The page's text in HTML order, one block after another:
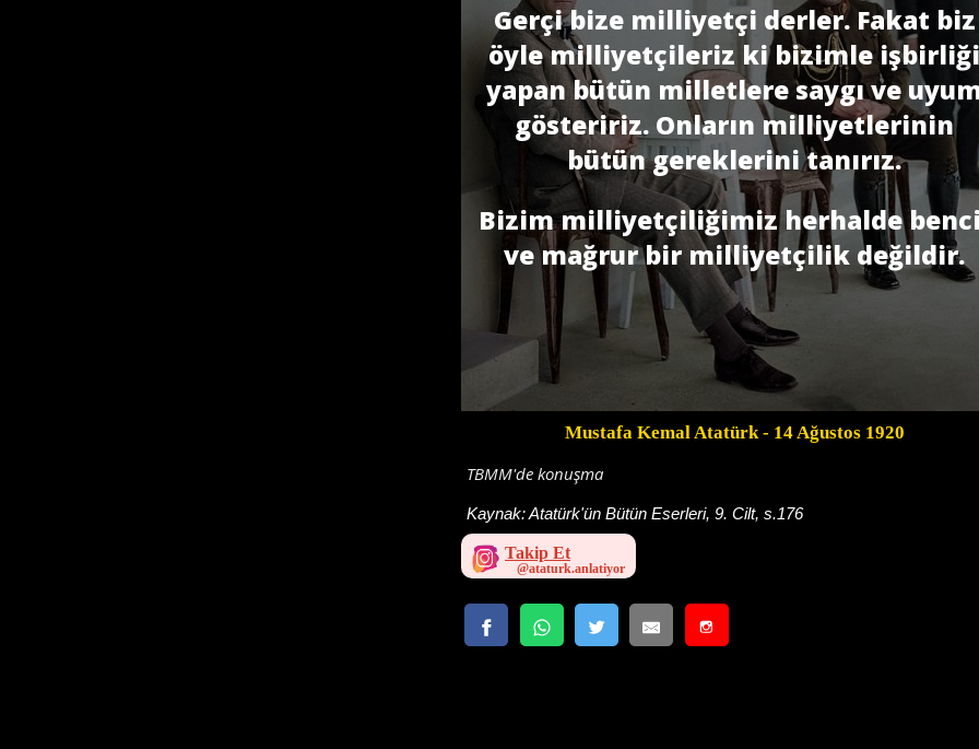
Gerçi bize milliyetçi derler. Fakat biz
öyle milliyetçileriz ki bizimle işbirliği
yapan bütün milletlere saygı ve
gösteririz. Onların milliyetlerinin
bütün gereklerini tanırız.
Bizim milliyetçiliğimiz herhalde
ve mağrur bir milliyetçilik değildir.
Mustafa Kemal Atatürk- 14 Ağustos 1920
TBMM'de konuşma
Kaynak:Atatürk'ün Bütün Eserleri, 9. Cilt, s.176
Takip Et